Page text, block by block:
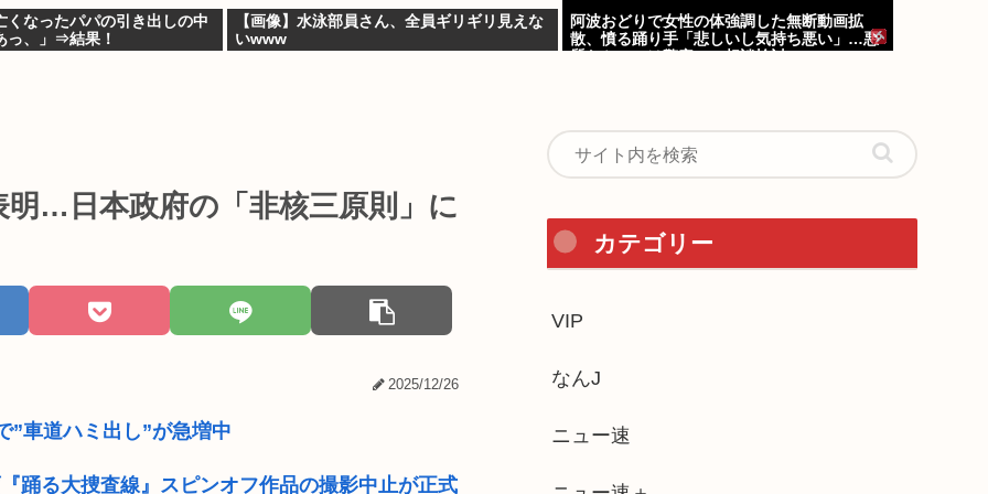
くなったパパの引き出しの中
っ、」⇒結果！
【画像】水泳部員さん、全員ギリギリ見えな
いwww
阿波おどりで女性の体強調した無断動画拡
散、憤る踊り手「悲しいし気持ち悪い」…悪
…日本政府の「非核三原則」に
2025/12/26
車道ハミ出し”が急増中
踊る大捜査線』スピンオフ作品の撮影中止が正式
カテゴリー
VIP
なんJ
ニュー速